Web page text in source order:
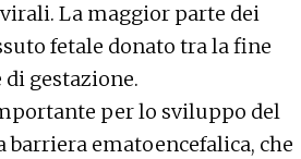
La maggior parte dei
fetale donato tra la fine
gestazione.
per lo sviluppo del
barriera ematoencefalica, che